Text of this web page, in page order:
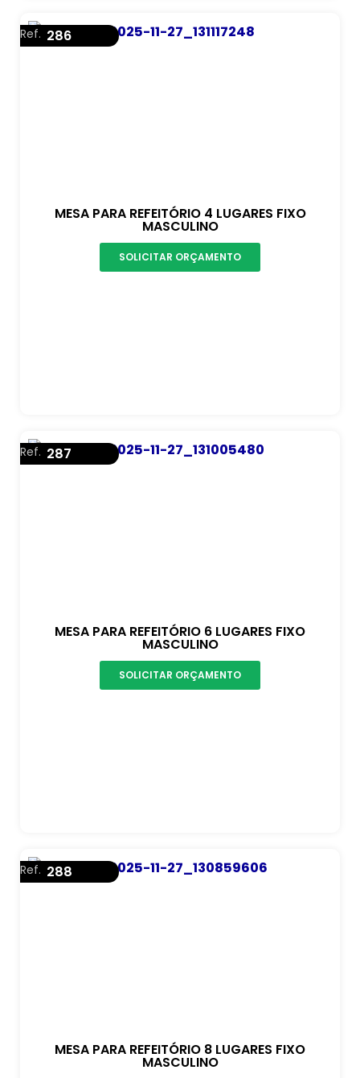
MESA PARA REFEITÓRIO 4 LUGARES FIXO
MASCULINO
Ref. 286
SOLICITAR ORÇAMENTO
MESA PARA REFEITÓRIO 6 LUGARES FIXO
MASCULINO
Ref. 287
SOLICITAR ORÇAMENTO
MESA PARA REFEITÓRIO 8 LUGARES FIXO
MASCULINO
Ref. 288